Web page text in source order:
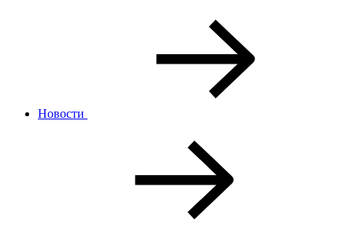
Новости